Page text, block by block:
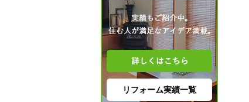
リフォーム実績一覧